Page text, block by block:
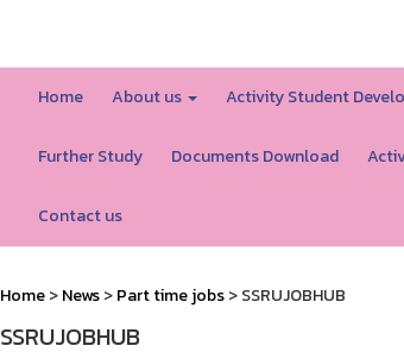
Home About us Activity Student
Further Study Documents Download
Contact us
Home>News>Part time jobs> SSRUJOBHUB
SSRUJOBHUB